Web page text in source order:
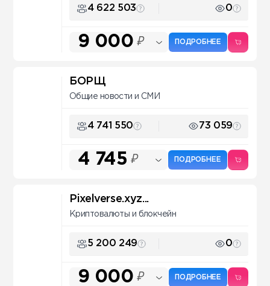
4 622 503 0
9 000 ₽ ПОДРОБНЕЕ
БОРЩ
Общие новости и СМИ
4 741 550 73 059
4 745 ₽ ПОДРОБНЕЕ
Pixelverse.xyz...
Криптовалюты и блокчейн
5 200 249 0
9 000 ₽ ПОДРОБНЕЕ